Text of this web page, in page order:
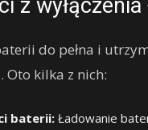
z
do pełna i
Oto kilka z nich:
baterii: Ładowanie